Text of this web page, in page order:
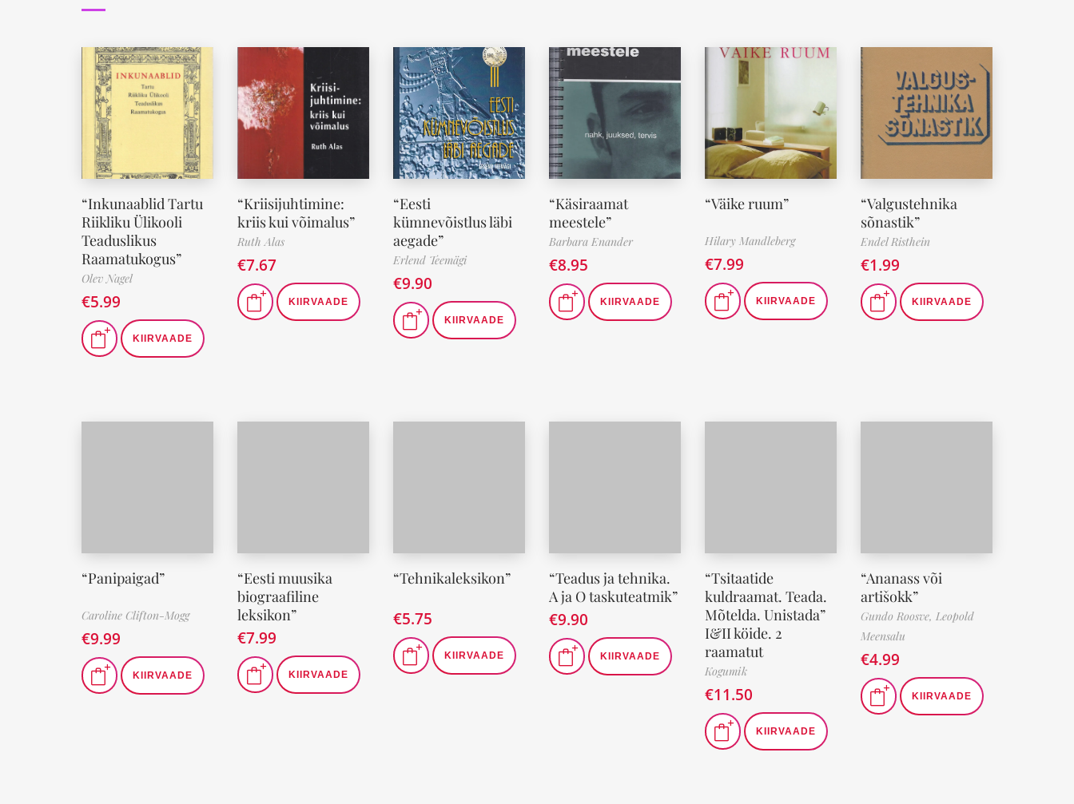
“Inkunaablid Tartu
Riikliku Ülikooli
Teaduslikus
Raamatukogus”
Olev Nagel
€5.99
KIIRVAADE
“Kriisijuhtimine:
kriis kui võimalus”
Ruth Alas
€7.67
KIIRVAADE
“Eesti
kümnevõistlus läbi
aegade”
Erlend Teemägi
€9.90
KIIRVAADE
“Käsiraamat
meestele”
Barbara Enander
€8.95
KIIRVAADE
“Väike ruum”
Hilary Mandleberg
€7.99
KIIRVAADE
“Valgustehnika
sõnastik”
Endel Risthein
€1.99
KIIRVAADE
“Panipaigad”
Caroline Clifton-Mogg
€9.99
KIIRVAADE
“Eesti muusika
biograafiline
leksikon”
€7.99
KIIRVAADE
“Tehnikaleksikon”
€5.75
KIIRVAADE
“Teadus ja tehnika.
A ja O taskuteatmik”
€9.90
KIIRVAADE
“Tsitaatide
kuldraamat. Teada.
Mõtelda. Unistada”
I&II köide. 2
raamatut
Kogumik
€11.50
KIIRVAADE
“Ananass või
artišokk”
Gundo Roosve, Leopold
Meensalu
€4.99
KIIRVAADE